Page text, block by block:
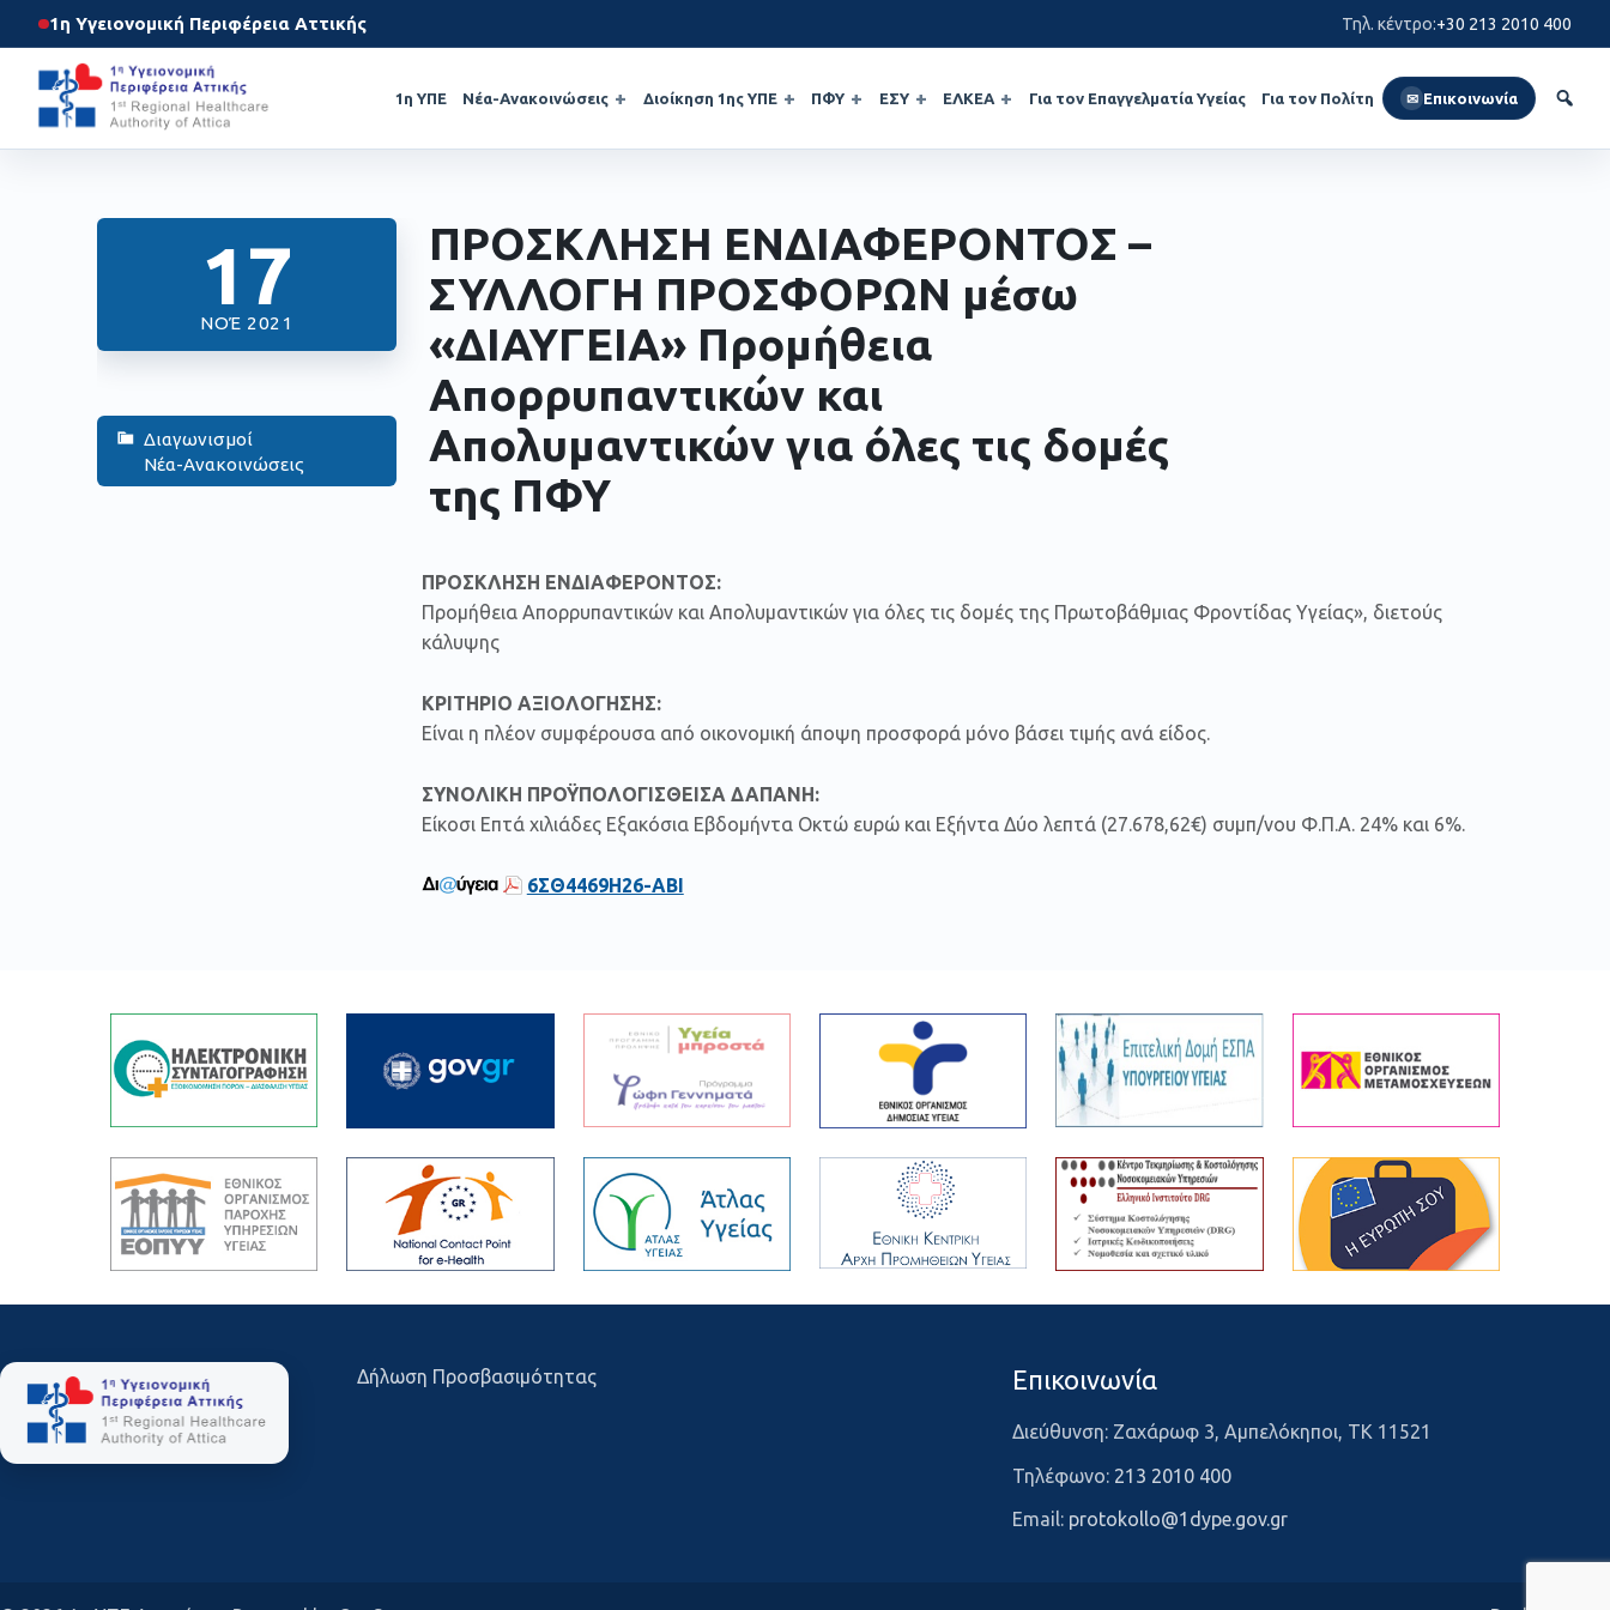
1η Υγειονομική Περιφέρεια Αττικής Τηλ. κέντρο:+30 213 2010 400
1η ΥΠΕ Νέα-Ανακοινώσεις Διοίκηση 1ης ΥΠΕ ΠΦΥ ΕΣΥ ΕΛΚΕΑ Για τον Επαγγελματία Υγείας Για τον Πολίτη ✉ Επικοινωνία
17
ΝΟΈ 2021
Διαγωνισμοί
Νέα-Ανακοινώσεις
ΠΡΟΣΚΛΗΣΗ ΕΝΔΙΑΦΕΡΟΝΤΟΣ –
ΣΥΛΛΟΓΗ ΠΡΟΣΦΟΡΩΝ μέσω
«ΔΙΑΥΓΕΙΑ» Προμήθεια
Απορρυπαντικών και
Απολυμαντικών για όλες τις δομές
της ΠΦΥ
ΠΡΟΣΚΛΗΣΗ ΕΝΔΙΑΦΕΡΟΝΤΟΣ:
Προμήθεια Απορρυπαντικών και Απολυμαντικών για όλες τις δομές της Πρωτοβάθμιας Φροντίδας Υγείας», διετούς
κάλυψης
ΚΡΙΤΗΡΙΟ ΑΞΙΟΛΟΓΗΣΗΣ:
Είναι η πλέον συμφέρουσα από οικονομική άποψη προσφορά μόνο βάσει τιμής ανά είδος.
ΣΥΝΟΛΙΚΗ ΠΡΟΫΠΟΛΟΓΙΣΘΕΙΣΑ ΔΑΠΑΝΗ:
Είκοσι Επτά χιλιάδες Εξακόσια Εβδομήντα Οκτώ ευρώ και Εξήντα Δύο λεπτά (27.678,62€) συμπ/νου Φ.Π.Α. 24% και 6%.
6ΣΘ4469Η26-ΑΒΙ
Δήλωση Προσβασιμότητας Επικοινωνία
Διεύθυνση: Ζαχάρωφ 3, Αμπελόκηποι, ΤΚ 11521
Τηλέφωνο: 213 2010 400
Email: protokollo@1dype.gov.gr